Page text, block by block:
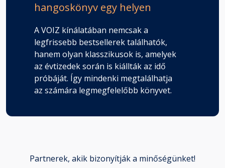
hangoskönyv egy helyen
A VOIZ kínálatában nemcsak a
legfrissebb bestsellerek találhatók,
hanem olyan klasszikusok is, amelyek
az évtizedek során is kiállták az idő
próbáját. Így mindenki megtalálhatja
az számára legmegfelelőbb könyvet.
Partnerek, akik bizonyítják a minőségünket!